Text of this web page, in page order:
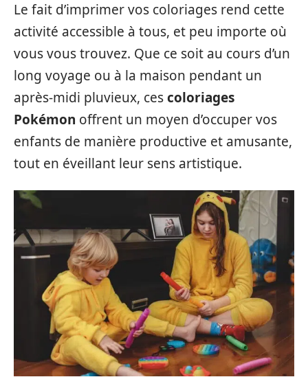
Le fait d’imprimer vos coloriages rend cette
activité accessible à tous, et peu importe où
vous vous trouvez. Que ce soit au cours d’un
long voyage ou à la maison pendant un
après-midi pluvieux, cescoloriages
Pokémon offrent un moyen d’occuper vos
enfants de manière productive et amusante,
tout en éveillant leur sens artistique.